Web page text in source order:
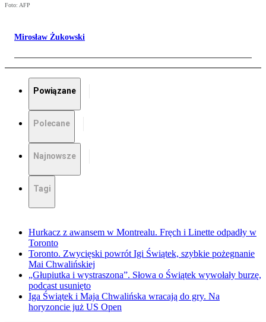
Foto: AFP
Mirosław Żukowski
Powiązane
Polecane
Najnowsze
Tagi
Hurkacz z awansem w Montrealu. Fręch i Linette odpadły w
Toronto
Toronto. Zwycięski powrót Igi Świątek, szybkie pożegnanie
Mai Chwalińskiej
„Głupiutka i wystraszona”. Słowa o Świątek wywołały burzę,
podcast usunięto
Iga Świątek i Maja Chwalińska wracają do gry. Na
horyzoncie już US Open